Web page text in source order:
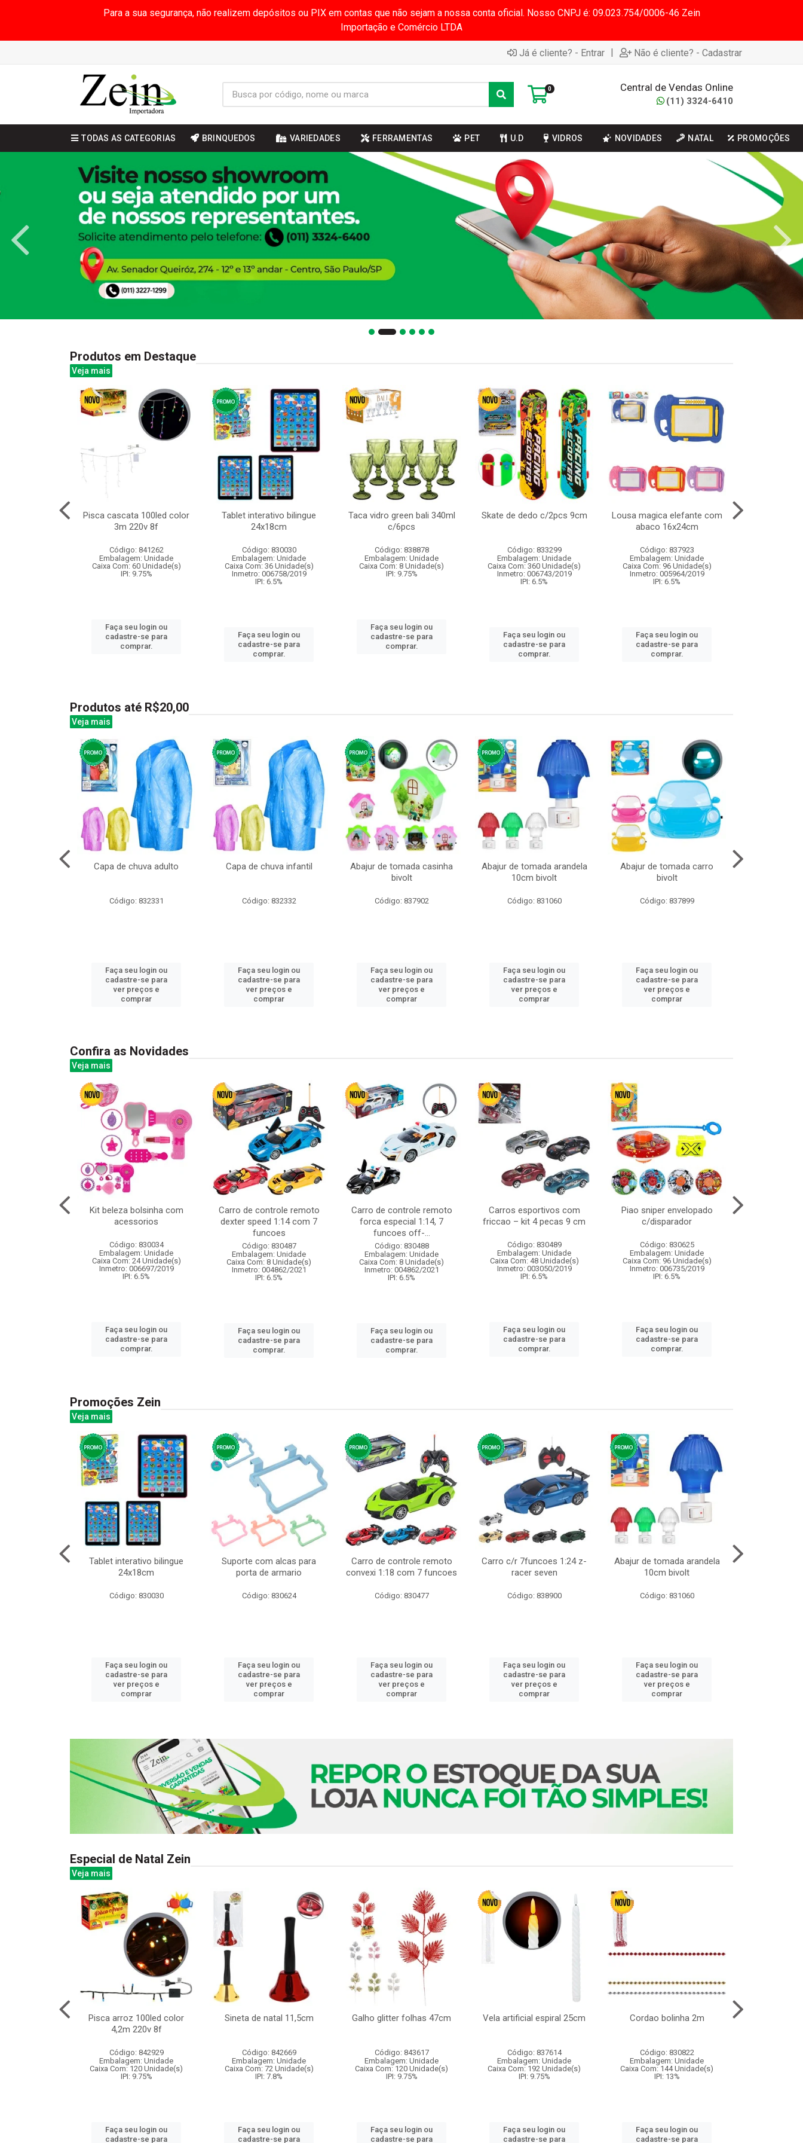
Para a sua segurança, não realizem depósitos ou PIX em contas que não sejam a nossa conta oficial. Nosso CNPJ é: 09.023.754/0006-46 Zein
Importação e Comércio LTDA
Já é cliente? - Entrar | Não é cliente? - Cadastrar
0 Central de Vendas Online
(11) 3324-6410
TODAS AS CATEGORIAS BRINQUEDOS VARIEDADES FERRAMENTAS PET U.D VIDROS NOVIDADES NATAL PROMOÇÕES
Produtos em Destaque
Veja mais
Pisca cascata 100led color
3m 220v 8f
Código: 841262
Embalagem: Unidade
Caixa Com: 60 Unidade(s)
IPI: 9.75%
Faça seu login ou
cadastre-se para
comprar.
Tablet interativo bilingue
24x18cm
Código: 830030
Embalagem: Unidade
Caixa Com: 36 Unidade(s)
Inmetro: 006758/2019
IPI: 6.5%
Faça seu login ou
cadastre-se para
comprar.
Taca vidro green bali 340ml
c/6pcs
Código: 838878
Embalagem: Unidade
Caixa Com: 8 Unidade(s)
IPI: 9.75%
Faça seu login ou
cadastre-se para
comprar.
Skate de dedo c/2pcs 9cm
Código: 833299
Embalagem: Unidade
Caixa Com: 360 Unidade(s)
Inmetro: 006743/2019
IPI: 6.5%
Faça seu login ou
cadastre-se para
comprar.
Lousa magica elefante com
abaco 16x24cm
Código: 837923
Embalagem: Unidade
Caixa Com: 96 Unidade(s)
Inmetro: 005964/2019
IPI: 6.5%
Faça seu login ou
cadastre-se para
comprar.
Produtos até R$20,00
Veja mais
Capa de chuva adulto
Código: 832331
Faça seu login ou
cadastre-se para
ver preços e
comprar
Capa de chuva infantil
Código: 832332
Faça seu login ou
cadastre-se para
ver preços e
comprar
Abajur de tomada casinha
bivolt
Código: 837902
Faça seu login ou
cadastre-se para
ver preços e
comprar
Abajur de tomada arandela
10cm bivolt
Código: 831060
Faça seu login ou
cadastre-se para
ver preços e
comprar
Abajur de tomada carro
bivolt
Código: 837899
Faça seu login ou
cadastre-se para
ver preços e
comprar
Confira as Novidades
Veja mais
Kit beleza bolsinha com
acessorios
Código: 830034
Embalagem: Unidade
Caixa Com: 24 Unidade(s)
Inmetro: 006697/2019
IPI: 6.5%
Faça seu login ou
cadastre-se para
comprar.
Carro de controle remoto
dexter speed 1:14 com 7
funcoes
Código: 830487
Embalagem: Unidade
Caixa Com: 8 Unidade(s)
Inmetro: 004862/2021
IPI: 6.5%
Faça seu login ou
cadastre-se para
comprar.
Carro de controle remoto
forca especial 1:14, 7
funcoes off-...
Código: 830488
Embalagem: Unidade
Caixa Com: 8 Unidade(s)
Inmetro: 004862/2021
IPI: 6.5%
Faça seu login ou
cadastre-se para
comprar.
Carros esportivos com
friccao – kit 4 pecas 9 cm
Código: 830489
Embalagem: Unidade
Caixa Com: 48 Unidade(s)
Inmetro: 003050/2019
IPI: 6.5%
Faça seu login ou
cadastre-se para
comprar.
Piao sniper envelopado
c/disparador
Código: 830625
Embalagem: Unidade
Caixa Com: 96 Unidade(s)
Inmetro: 006735/2019
IPI: 6.5%
Faça seu login ou
cadastre-se para
comprar.
Promoções Zein
Veja mais
Tablet interativo bilingue
24x18cm
Código: 830030
Faça seu login ou
cadastre-se para
ver preços e
comprar
Suporte com alcas para
porta de armario
Código: 830624
Faça seu login ou
cadastre-se para
ver preços e
comprar
Carro de controle remoto
convexi 1:18 com 7 funcoes
Código: 830477
Faça seu login ou
cadastre-se para
ver preços e
comprar
Carro c/r 7funcoes 1:24 z-
racer seven
Código: 838900
Faça seu login ou
cadastre-se para
ver preços e
comprar
Abajur de tomada arandela
10cm bivolt
Código: 831060
Faça seu login ou
cadastre-se para
ver preços e
comprar
Especial de Natal Zein
Veja mais
Pisca arroz 100led color
4,2m 220v 8f
Código: 842929
Embalagem: Unidade
Caixa Com: 120 Unidade(s)
IPI: 9.75%
Faça seu login ou
cadastre-se para
Sineta de natal 11,5cm
Código: 842669
Embalagem: Unidade
Caixa Com: 72 Unidade(s)
IPI: 7.8%
Faça seu login ou
cadastre-se para
Galho glitter folhas 47cm
Código: 843617
Embalagem: Unidade
Caixa Com: 120 Unidade(s)
IPI: 9.75%
Faça seu login ou
cadastre-se para
Vela artificial espiral 25cm
Código: 837614
Embalagem: Unidade
Caixa Com: 192 Unidade(s)
IPI: 9.75%
Faça seu login ou
cadastre-se para
Cordao bolinha 2m
Código: 830822
Embalagem: Unidade
Caixa Com: 144 Unidade(s)
IPI: 13%
Faça seu login ou
cadastre-se para